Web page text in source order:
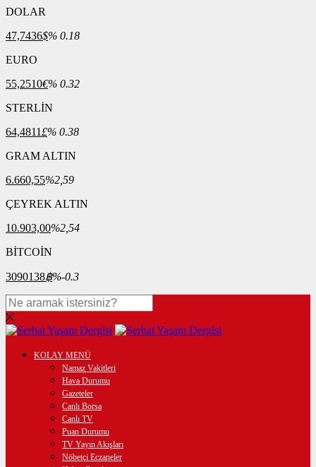
DOLAR
47,7436$% 0.18
EURO
55,2510€% 0.32
STERLİN
64,4811£% 0.38
GRAM ALTIN
6.660,55%2,59
ÇEYREK ALTIN
10.903,00%2,54
BİTCOİN
3090138฿%-0.3
KOLAY MENÜ
Namaz Vakitleri
Hava Durumu
Gazeteler
Canlı Borsa
Canlı TV
Puan Durumu
TV Yayın Akışları
Nöbetçi Eczaneler